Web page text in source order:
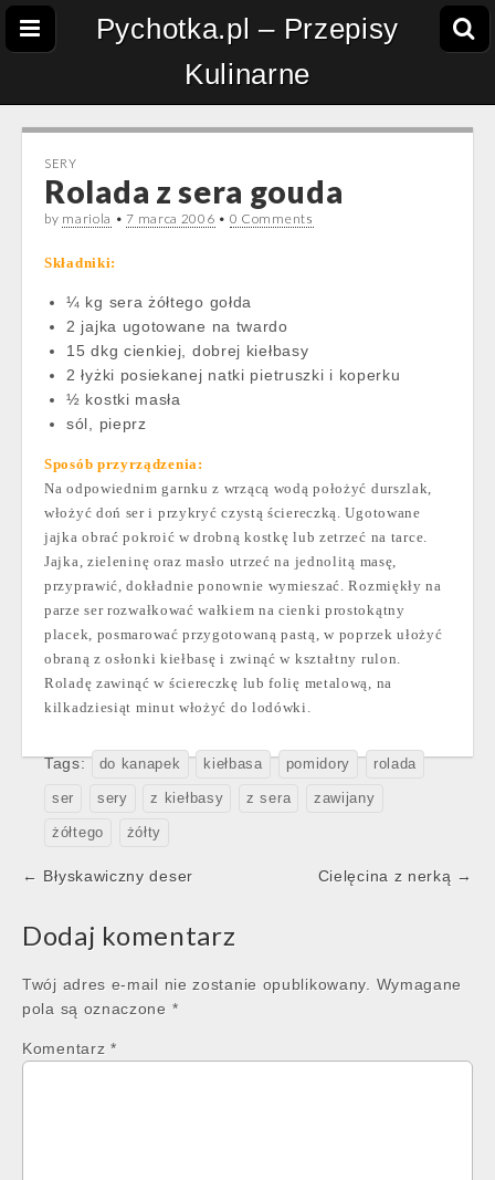
Pychotka.pl – Przepisy
Kulinarne
SERY
Rolada z sera gouda
by mariola •7 marca 2006 • 0 Comments
Składniki:
¼ kg sera żółtego gołda
2 jajka ugotowane na twardo
15 dkg cienkiej, dobrej kiełbasy
2 łyżki posiekanej natki pietruszki i koperku
½ kostki masła
sól, pieprz
Sposób przyrządzenia:
Na odpowiednim garnku z wrzącą wodą położyć durszlak,
włożyć doń ser i przykryć czystą ściereczką. Ugotowane
jajka obrać pokroić w drobną kostkę lub zetrzeć na tarce.
Jajka, zieleninę oraz masło utrzeć na jednolitą masę,
przyprawić, dokładnie ponownie wymieszać. Rozmiękły na
parze ser rozwałkować wałkiem na cienki prostokątny
placek, posmarować przygotowaną pastą, w poprzek ułożyć
obraną z osłonki kiełbasę i zwinąć w kształtny rulon.
Roladę zawinąć w ściereczkę lub folię metalową, na
kilkadziesiąt minut włożyć do lodówki.
Tags: do kanapek kiełbasa pomidory rolada
ser sery z kiełbasy z sera zawijany
żółtego żółty
Post
← Błyskawiczny deser Cielęcina z nerką →
Dodaj komentarz
Twój adres e-mail nie zostanie opublikowany.
Wymagane
pola są oznaczone *
Komentarz *